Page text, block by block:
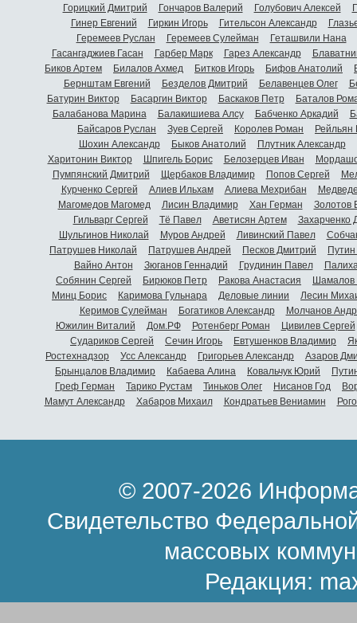
Горицкий Дмитрий
Гончаров Валерий Голубович Алексей
Гинер Евгений
Гиркин Игорь Гительсон Александр
Геремеев Руслан
Геремеев Сулейман
Геташвили Нана
Гасангаджиев Гасан
Гарбер Марк Гарез Александр
Биков Артем
Билалов Ахмед Битков Игорь Бифов Анатолий
Бернштам Евгений
Безделов Дмитрий Белавенцев Олег
Батурин Виктор
Басаргин Виктор Баскаков Петр
Баталов
Балабанова Марина
Балакишиева Алсу Бабченко Аркадий
Байсаров Руслан
Зуев Сергей Королев Роман
Шохин Александр
Быков Анатолий Плутник Александр
Харитонин Виктор
Шпигель Борис Белозерцев Иван
Пумпянский Дмитрий
Щербаков Владимир Попов Сергей
Курченко Сергей
Алиев Ильхам Алиева Мехрибан
Магомедов Магомед
Лисин Владимир Хан Герман
Золотов
Гильварг Сергей
Тё Павел Аветисян Артем
Захарченко
Шульгинов Николай
Муров Андрей Ливинский Павел
Патрушев Николай
Патрушев Андрей Песков Дмитрий
Вайно Антон
Зюганов Геннадий Грудинин Павел
Собянин Сергей
Бирюков Петр Ракова Анастасия
Шамалов
Минц Борис
Каримова Гульнара Деловые линии
Лесин
Керимов Сулейман
Богатиков Александр
Молчанов
Южилин Виталий
Дом.РФ Ротенберг Роман
Цивилев Сергей
Судариков Сергей
Сечин Игорь Евтушенков Владимир
Ростехнадзор
Усс Александр Григорьев Александр
Азаров
Брынцалов Владимир
Кабаева Алина Ковальчук Юрий
Греф Герман
Тарико Рустам Тиньков Олег Нисанов Год
Мамут Александр
Хабаров Михаил Кондратьев Вениамин
© 2007-2026
Свидетельство
массовых
Редакция: